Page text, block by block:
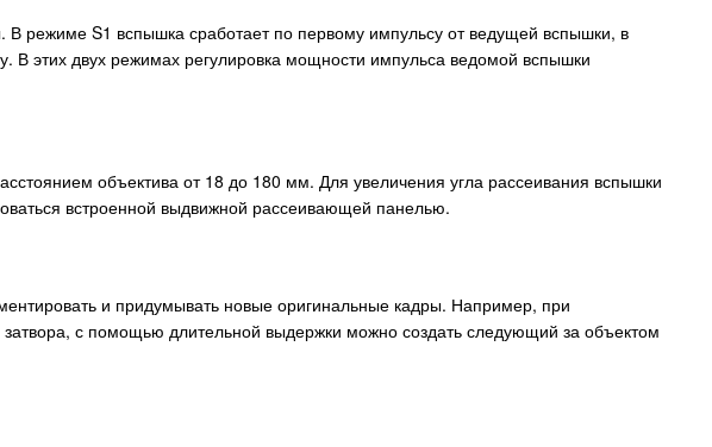
режиме S1 вспышка сработает по первому импульсу от ведущей вспышки, в
этих двух режимах регулировка мощности импульса ведомой вспышки
объектива от 18 до 180 мм. Для увеличения угла рассеивания вспышки
встроенной выдвижной рассеивающей панелью.
и придумывать новые оригинальные кадры. Например, при
с помощью длительной выдержки можно создать следующий за объектом